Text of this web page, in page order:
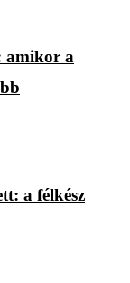
amikor a
a félkész